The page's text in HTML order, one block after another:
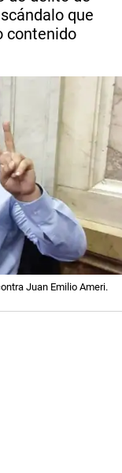
que
contenido
Juan Emilio Ameri.